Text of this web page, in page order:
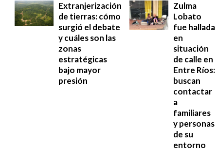
Extranjerización
de tierras: cómo
surgió el debate
y cuáles son las
zonas
estratégicas
bajo mayor
presión
Zulma
Lobato
fue hallada
en
situación
de calle en
Entre Ríos:
buscan
contactar
a
familiares
y personas
de su
entorno